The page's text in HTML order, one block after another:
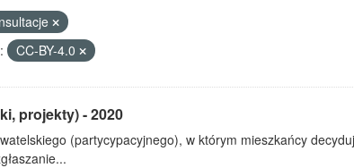
CC-BY-4.0
projekty) - 2020
(partycypacyjnego), w którym mieszkańcy